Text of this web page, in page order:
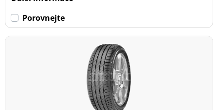
Porovnejte